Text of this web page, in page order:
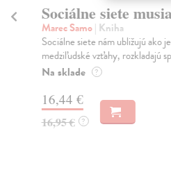
Sociálne siete
Marec Samo| Kniha
Sociálne siete nám ubližujú ako
medziľudské vzťahy, rozkladajú
Na sklade ?
16,44 €
16,95 € ?